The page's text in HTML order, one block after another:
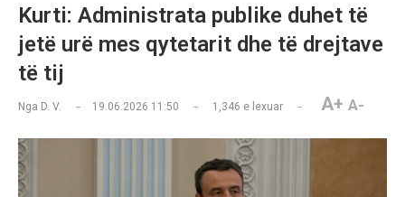
Kurti: Administrata publike duhet të
jetë urë mes qytetarit dhe të drejtave
të tij
Nga D. V. 19.06.2026 11:50 1,346 e lexuar A+ A-